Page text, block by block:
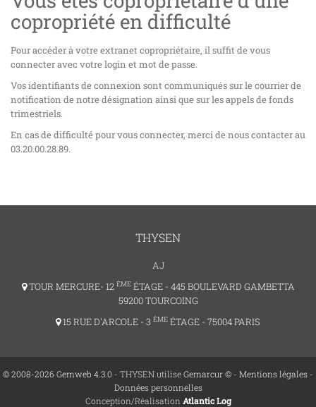
copropriété en difficulté
Pour accéder à votre extranet copropriétaire, il suffit de vous
connecter avec votre login et mot de passe.
Vos identifiants de connexion sont communiqués sur le courrier de
notification de notre désignation ainsi que sur les appels de fonds
trimestriels.
En cas de difficulté pour vous connecter, merci de nous contacter au
03.20.00.28.89.
THYSEN
AJ
TOUR MERCURE- 12 ÈMEÉTAGE - 445 BOULEVARD GAMBETTA
59200 TOURCOING
15 RUE D'ARCOLE - 3 ÈME ÉTAGE - 75004 PARIS
© 2008-2026 Gemweb 4.3.0 - THYSEN utiliseGemarcur © - Mentions légales -
Données personnelles
Conception/Réalisation Atlantic Log